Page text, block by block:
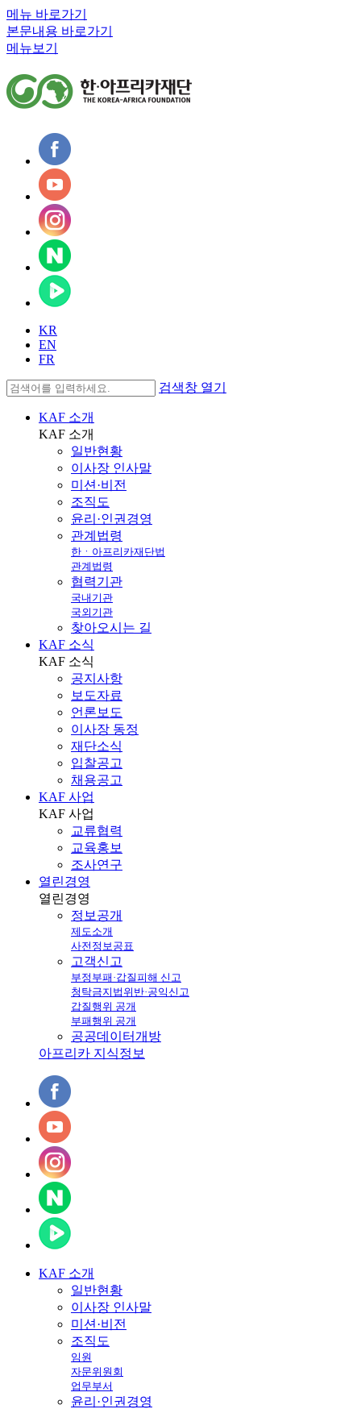
메뉴 바로가기
본문내용 바로가기
메뉴보기
KR
EN
FR
검색창 열기
KAF 소개
KAF 소개
일반현황
이사장 인사말
미션·비전
조직도
윤리·인권경영
관계법령
한ㆍ아프리카재단법
관계법령
협력기관
국내기관
국외기관
찾아오시는 길
KAF 소식
KAF 소식
공지사항
보도자료
언론보도
이사장 동정
재단소식
입찰공고
채용공고
KAF 사업
KAF 사업
교류협력
교육홍보
조사연구
열린경영
열린경영
정보공개
제도소개
사전정보공표
고객신고
부정부패·갑질피해 신고
청탁금지법위반·공익신고
갑질행위 공개
부패행위 공개
공공데이터개방
아프리카 지식정보
KAF 소개
일반현황
이사장 인사말
미션·비전
조직도
임원
자문위원회
업무부서
윤리·인권경영